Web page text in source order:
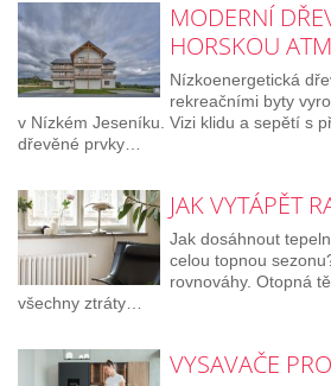
MODERNÍ
HORSKOU
Nízkoenergetická
rekreačními byty
v Nízkém Jeseníku. Vizi klidu a sepětí s
dřevěné prvky…
JAK VYTÁPĚT
Jak dosáhnout
celou topnou
rovnováhy. Otopná
všechny ztráty…
VYSAVAČE